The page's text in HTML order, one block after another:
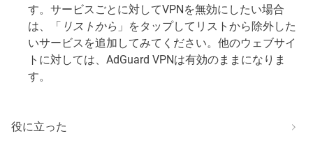
す。サービスごとに対してVPNを無効にしたい場合
は、「 リストから 」をタップしてリストから除外した
いサービスを追加してみてください。他のウェブサイ
トに対しては、AdGuard VPNは有効のままになりま
す。
役に立った